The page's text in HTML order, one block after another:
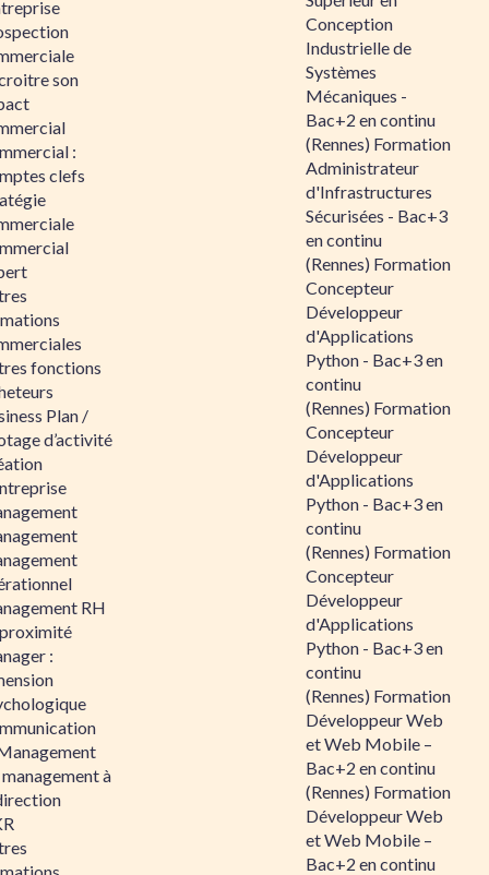
son
:
clefs
fonctions
Plan /
d’activité
RH
:
à
Conception
Industrielle de
Systèmes
Mécaniques -
Bac+2 en continu
(Rennes) Formation
Administrateur
d'Infrastructures
Sécurisées - Bac+3
en continu
(Rennes) Formation
Concepteur
Développeur
d'Applications
Python - Bac+3 en
continu
(Rennes) Formation
Concepteur
Développeur
d'Applications
Python - Bac+3 en
continu
(Rennes) Formation
Concepteur
Développeur
d'Applications
Python - Bac+3 en
continu
(Rennes) Formation
Développeur Web
et Web Mobile –
Bac+2 en continu
(Rennes) Formation
Développeur Web
et Web Mobile –
Bac+2 en continu